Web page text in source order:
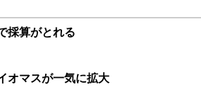
採算がとれる
オマスが一気に拡大